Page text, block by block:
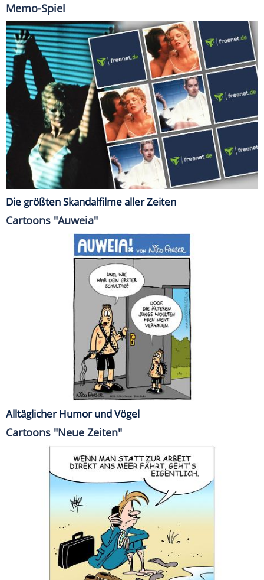
Memo-Spiel
Die größten Skandalfilme aller Zeiten
Cartoons "Auweia"
Alltäglicher Humor und Vögel
Cartoons "Neue Zeiten"